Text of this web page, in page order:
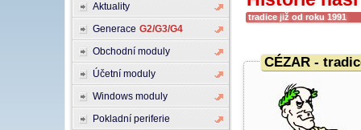
Aktuality
Generace G2/G3/G4
Obchodní moduly
Účetní moduly
Windows moduly
Pokladní periferie
tradice již od roku 1991
CÉZAR -